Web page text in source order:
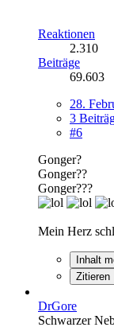
Reaktionen
2.310
Beiträge
69.603
28.
3
#6
Gonger?
Gonger??
Gonger???
Mein Herz
Inhalt
Zitieren
DrGore
Schwarzer